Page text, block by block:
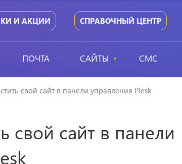
И АКЦИИ СПРАВОЧНЫЙ ЦЕНТР
ПОЧТА САЙТЫ СМС
свой сайт в панели управления Plesk
свой сайт в панели